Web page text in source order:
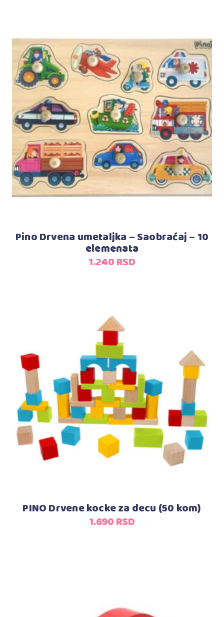
Dodaj u korpu
Pino Drvena umetaljka – Saobraćaj – 10
elemenata
1.240RSD
Dodaj u korpu
PINO Drvene kocke za decu (50 kom)
1.690RSD